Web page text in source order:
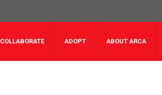
COLLABORATE ADOPT ABOUT ARCA